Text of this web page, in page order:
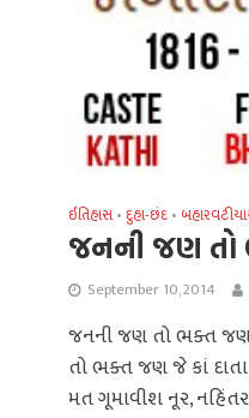
ઈતિહાસ • દુહા-છંદ •
જનની જણ
September 10, 2014
જનની જણ તો ભક્ત જણ
તો ભક્ત જણ જે કાં
મત ગૂમાવીશ નૂર,